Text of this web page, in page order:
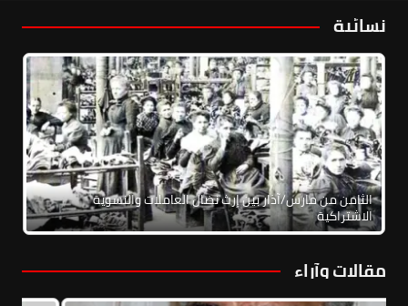
نسائية
الثامن من مارس/آذار بين إرث نضال العاملات والنسوية
الاشتراكية
مقالات وآراء